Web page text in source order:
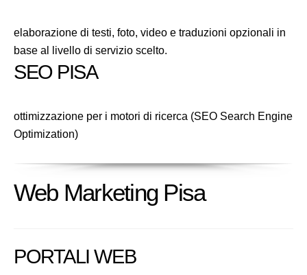
elaborazione di testi, foto, video e traduzioni opzionali in
base al livello di servizio scelto.
SEO PISA
ottimizzazione per i motori di ricerca (SEO Search Engine
Optimization)
Web Marketing Pisa
PORTALI WEB